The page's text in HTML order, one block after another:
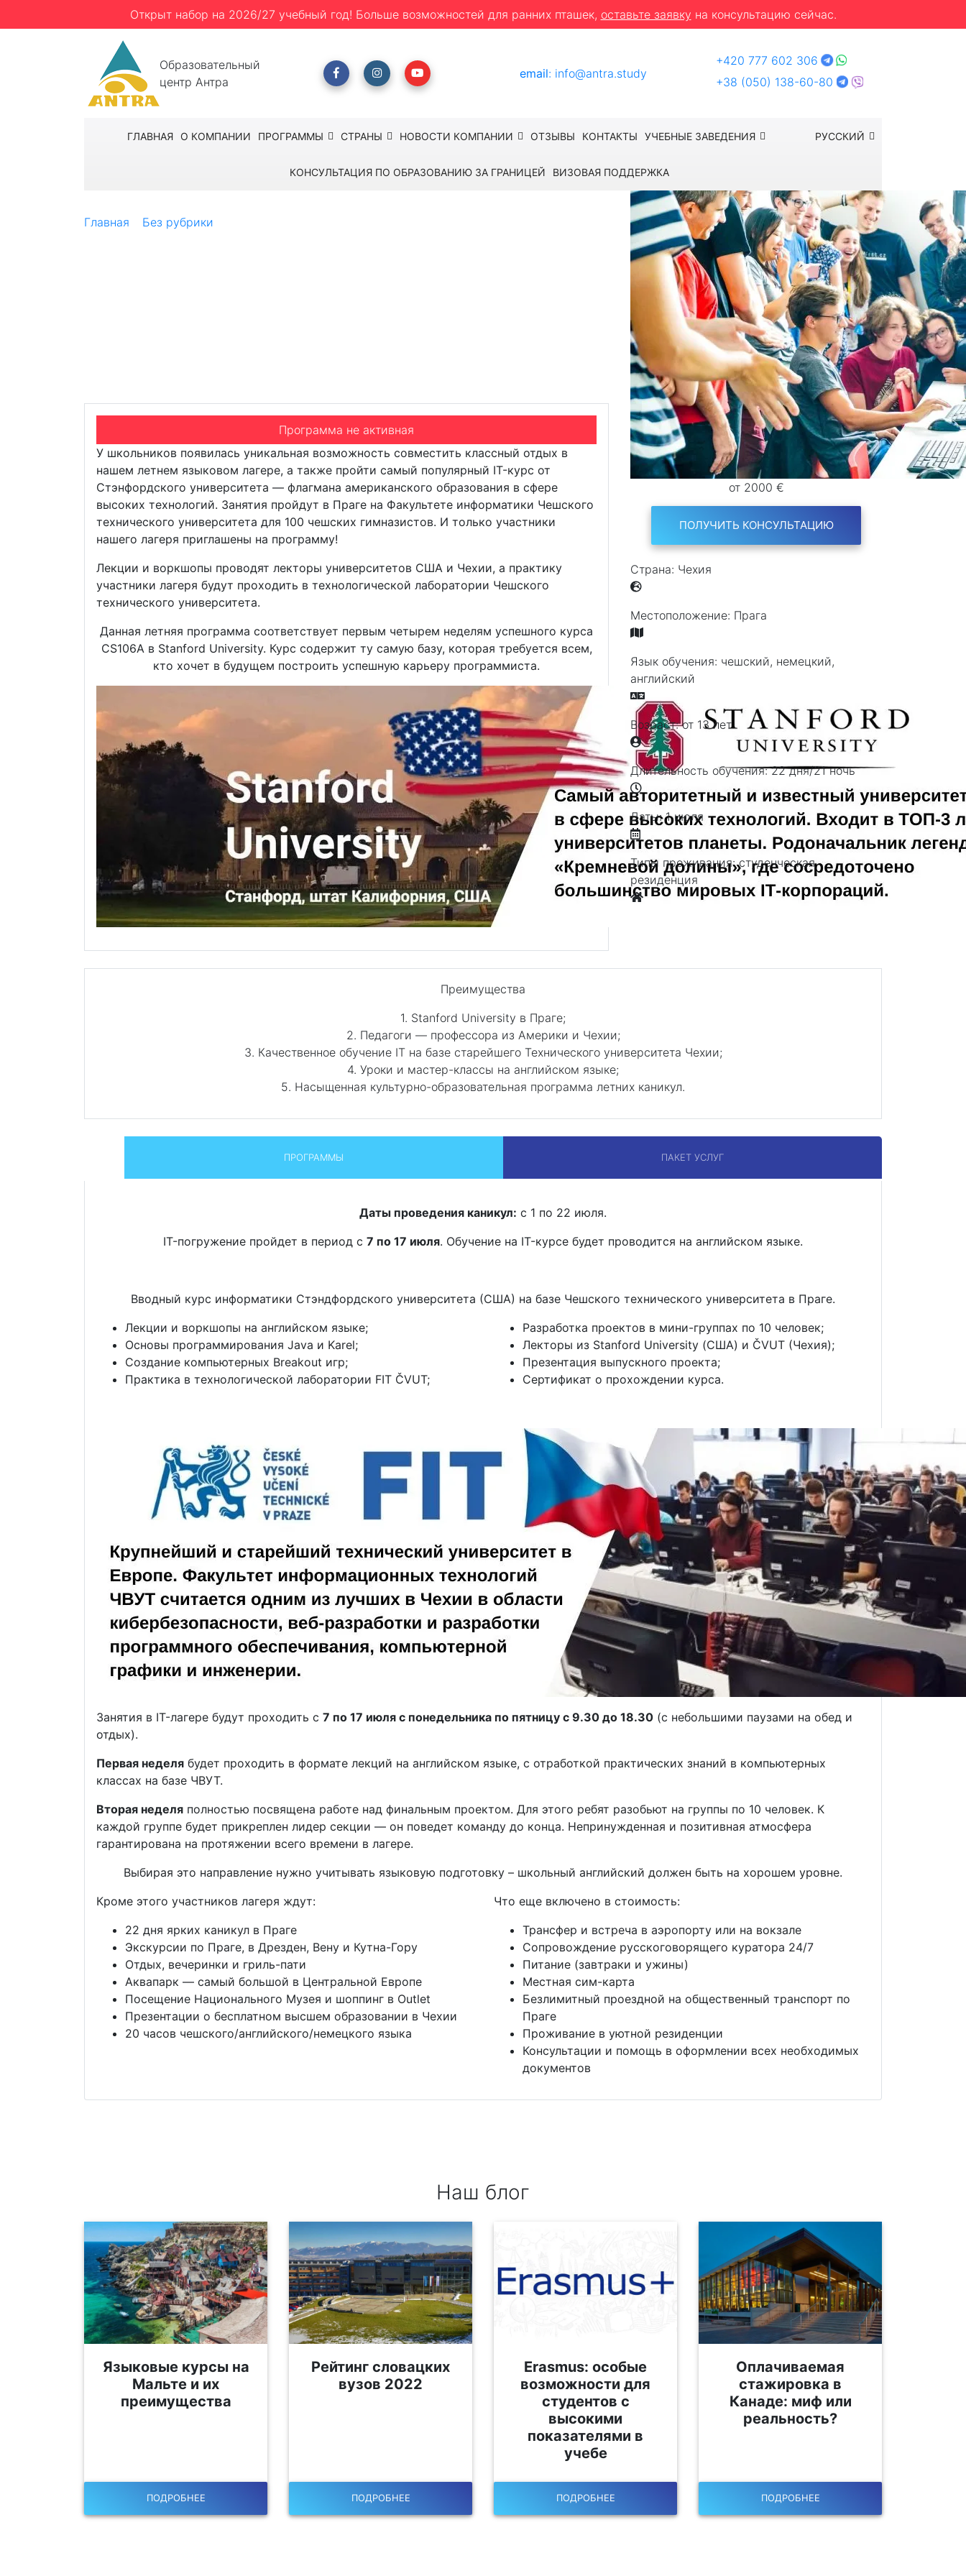
Открыт набор на 2026/27 учебный год! Больше возможностей для ранних пташек, оставьте заявку на консультацию сейчас.
Образовательный
центр Антра
email: info@antra.study
+420 777 602 306
+38 (050) 138-60-80
ГЛАВНАЯ О КОМПАНИИ ПРОГРАММЫ РУССКИЙ
СТРАНЫ НОВОСТИ КОМПАНИИ ОТЗЫВЫ КОНТАКТЫ УЧЕБНЫЕ ЗАВЕДЕНИЯ
КОНСУЛЬТАЦИЯ ПО ОБРАЗОВАНИЮ ЗА ГРАНИЦЕЙ ВИЗОВАЯ ПОДДЕРЖКА
Главная Без рубрики
Программа не активная
У школьников появилась уникальная возможность совместить классный отдых в
нашем летнем языковом лагере, а также пройти самый популярный IT-курс от
Стэнфордского университета — флагмана американского образования в сфере
высоких технологий. Занятия пройдут в Праге на Факультете информатики Чешского
технического университета для 100 чешских гимназистов. И только участники
нашего лагеря приглашены на программу!
Лекции и воркшопы проводят лекторы университетов США и Чехии, а практику
участники лагеря будут проходить в технологической лаборатории Чешского
технического университета.
Данная летняя программа соответствует первым четырем неделям успешного курса
CS106A в Stanford University. Курс содержит ту самую базу, которая требуется всем,
кто хочет в будущем построить успешную карьеру программиста.
от 2000 €
ПОЛУЧИТЬ КОНСУЛЬТАЦИЮ
Страна: Чехия
Местоположение: Прага
Язык обучения: чешский, немецкий,
английский
Возраст:от 13 лет
Длительность обучения:22 дня/21 ночь
Даты:1 июля
Типы проживания:студенческая
резиденция
Преимущества
1. Stanford University в Праге;
2. Педагоги — профессора из Америки и Чехии;
3. Качественное обучение IT на базе старейшего Технического университета Чехии;
4. Уроки и мастер-классы на английском языке;
5. Насыщенная культурно-образовательная программа летних каникул.
ПРОГРАММЫ ПАКЕТ УСЛУГ
Даты проведения каникул: с 1 по 22 июля.
IT-погружение пройдет в период с 7 по 17 июля. Обучение на IT-курсе будет проводится на английском языке.
Вводный курс информатики Стэндфордского университета (США) на базе Чешского технического университета в Праге.
Лекции и воркшопы на английском языке;
Основы программирования Java и Karel;
Создание компьютерных Breakout игр;
Практика в технологической лаборатории FIT ČVUT;
Разработка проектов в мини-группах по 10 человек;
Лекторы из Stanford University (США) и ČVUT (Чехия);
Презентация выпускного проекта;
Сертификат о прохождении курса.
Занятия в IT-лагере будут проходить с 7 по 17 июля с понедельника по пятницу с 9.30 до 18.30 (с небольшими паузами на обед и
отдых).
Первая неделя будет проходить в формате лекций на английском языке, с отработкой практических знаний в компьютерных
классах на базе ЧВУТ.
Вторая неделя полностью посвящена работе над финальным проектом. Для этого ребят разобьют на группы по 10 человек. К
каждой группе будет прикреплен лидер секции — он поведет команду до конца. Непринужденная и позитивная атмосфера
гарантирована на протяжении всего времени в лагере.
Выбирая это направление нужно учитывать языковую подготовку – школьный английский должен быть на хорошем уровне.
Кроме этого участников лагеря ждут:
22 дня ярких каникул в Праге
Экскурсии по Праге, в Дрезден, Вену и Кутна-Гору
Отдых, вечеринки и гриль-пати
Аквапарк — самый большой в Центральной Европе
Посещение Национального Музея и шоппинг в Outlet
Презентации о бесплатном высшем образовании в Чехии
20 часов чешского/английского/немецкого языка
Что еще включено в стоимость:
Трансфер и встреча в аэропорту или на вокзале
Сопровождение русскоговорящего куратора 24/7
Питание (завтраки и ужины)
Местная сим-карта
Безлимитный проездной на общественный транспорт по
Праге
Проживание в уютной резиденции
Консультации и помощь в оформлении всех необходимых
документов
Наш блог
Языковые курсы на
Мальте и их
преимущества
ПОДРОБНЕЕ
Рейтинг словацких
вузов 2022
ПОДРОБНЕЕ
Erasmus: особые
возможности для
студентов с
высокими
показателями в
учебе
ПОДРОБНЕЕ
Оплачиваемая
стажировка в
Канаде: миф или
реальность?
ПОДРОБНЕЕ